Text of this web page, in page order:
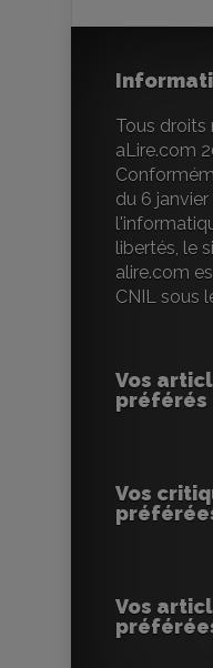
Tous droits
aLire.com
du 6
libertés, le
alire.com
CNIL sous
Vos
préférés
Vos
Vos